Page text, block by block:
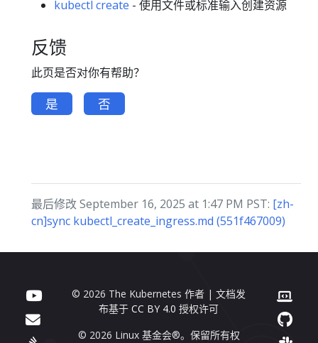
kubectl create - 使用文件或标准输入创建资源
反馈
此页是否对你有帮助？
是 否
最后修改 September 16, 2025 at 1:47 PM PST: [zh-
cn]sync kubectl_create_ingress.md (551f467009)
© 2026 The Kubernetes 作者 | 文档发
布基于CC BY 4.0 授权许可
© 2026 Linux 基金会®。保留所有权